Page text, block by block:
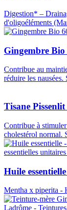
Digestion* –
d'oligoéléments
Gingembre Bio
Contribue au
réduire les
Tisane
Contribue à
cholestérol normal.
Huile
Mentha x piperita -